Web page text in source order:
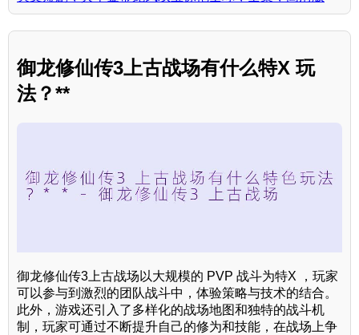
御龙修仙传3上古战场有什么特X 玩
法？**
御龙修仙传3上古战场以大规模的 PVP 战斗为特X ，玩家
可以参与到激烈的团队战斗中，体验策略与技术的结合。
此外，游戏还引入了多样化的战场地图和独特的战斗机
制，玩家可通过不断提升自己的修为和技能，在战场上争